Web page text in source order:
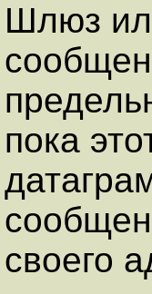
Шлюз
пока
своего